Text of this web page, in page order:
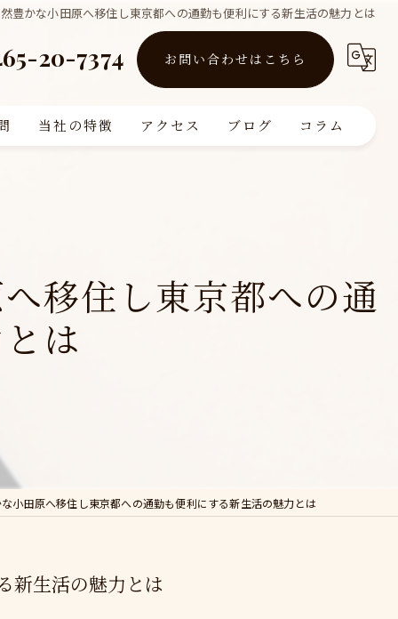
豊かな小田原へ移住し東京都への通勤も便利にする新生活の魅力とは
20-7374 お問い合わせはこちら
当社の特徴
査定
注文住宅
アクセス ブログ コラム
移住し東京都への通
は
小田原へ移住し東京都への通勤も便利にする新生活の魅力とは
新生活の魅力とは